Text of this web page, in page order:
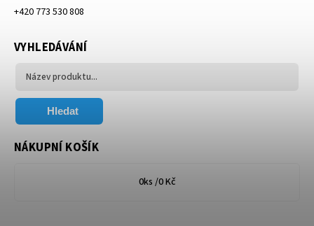
+420 773 530 808
VYHLEDÁVÁNÍ
Hledat
NÁKUPNÍ KOŠÍK
0ks /0 Kč